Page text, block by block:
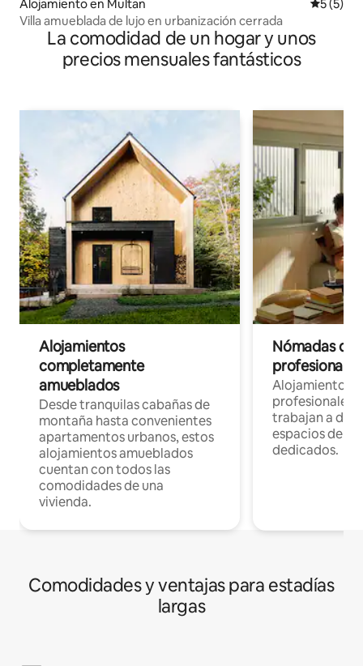
Alojamiento en Multan
5 (5)
Villa amueblada de lujo en urbanización cerrada
La comodidad de un hogar y unos
precios mensuales fantásticos
Alojamientos
completamente
amueblados
Desde tranquilas cabañas de
montaña hasta convenientes
apartamentos urbanos, estos
alojamientos amueblados
cuentan con todos las
comodidades de una
vivienda.
Nómadas
Alojamientos
profesionales
trabajan a
espacios de
dedicados.
Comodidades y ventajas para estadías
largas